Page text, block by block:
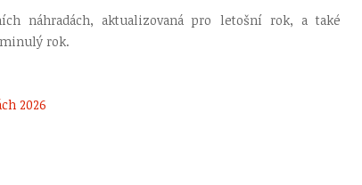
náhradách, aktualizovaná pro letošní rok, a také
rok.
2026